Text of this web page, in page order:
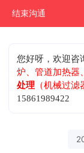
结束沟通
您好呀，欢迎咨
炉、管道加热器
处理 （机械过
15861989422